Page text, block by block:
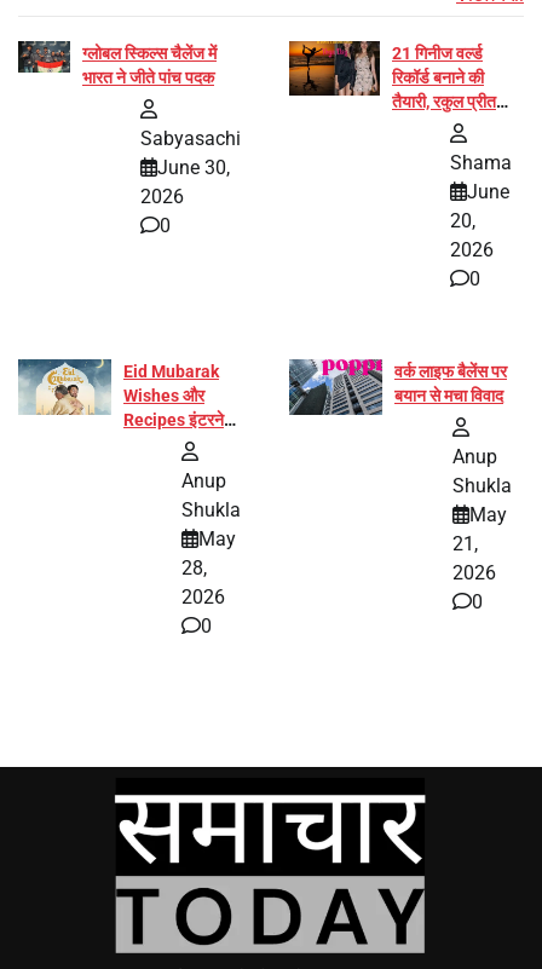
ग्लोबल स्किल्स चैलेंज में
भारत ने जीते पांच पदक
Sabyasachi
June 30,
2026
0
21 गिनीज वर्ल्ड
रिकॉर्ड बनाने की
तैयारी, रकुल प्रीत
और प्रज्ञा जायसवाल
बनीं योग अभियान का
Shama
June
20,
2026
0
Eid Mubarak
Wishes और
Recipes इंटरनेट
पर हुईं वायरल
Anup
Shukla
May
28,
2026
0
वर्क लाइफ बैलेंस पर
बयान से मचा विवाद
Anup
Shukla
May
21,
2026
0